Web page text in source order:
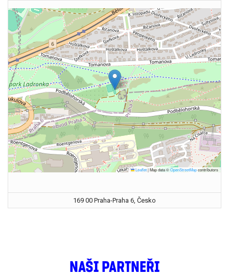
Leaflet|Map data ©OpenStreetMapcontributors
169 00 Praha-Praha 6, Česko
NAŠI PARTNEŘI